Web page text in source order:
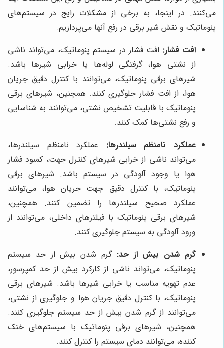
می‌کنند. در اینجا، به برخی از مشکلات رایج در سیستم‌های
پنوماتیک و نقش شیر برقی در رفع آنها می‌پردازیم:
افت فشار: افت فشار در سیستم پنوماتیک، می‌تواند ناشی
از نشتی هوا، گرفتگی لوله‌ها یا خرابی شیرها باشد.
شیرهای برقی پنوماتیک، می‌توانند با کنترل دقیق جریان
هوا، از افت فشار جلوگیری کنند. همچنین، شیرهای برقی
پنوماتیک با قابلیت تشخیص نشتی، می‌توانند به شناسایی
و رفع نشتی‌ها کمک کنند.
عملکرد نامنظم سیلندرها: عملکرد نامنظم سیلندرها،
می‌تواند ناشی از خرابی شیرهای کنترل جهت، کمبود فشار
هوا یا وجود آلودگی در سیستم باشد. شیرهای برقی
پنوماتیک، با کنترل دقیق جهت جریان هوا، می‌توانند
عملکرد صحیح سیلندرها را تضمین کنند. همچنین،
شیرهای برقی پنوماتیک با فیلترهای داخلی، می‌توانند از
ورود آلودگی به سیستم جلوگیری کنند.
گرم شدن بیش از حد: گرم شدن بیش از حد سیستم
پنوماتیک، می‌تواند ناشی از کارکرد بیش از حد کمپرسور،
عدم تهویه مناسب یا خرابی شیرها باشد. شیرهای برقی
پنوماتیک، با کنترل دقیق جریان هوا و جلوگیری از نشتی،
می‌توانند از گرم شدن بیش از حد سیستم جلوگیری کنند.
همچنین، شیرهای برقی پنوماتیک با سیستم‌های خنک
کننده، می‌توانند دمای سیستم را کنترل کنند.